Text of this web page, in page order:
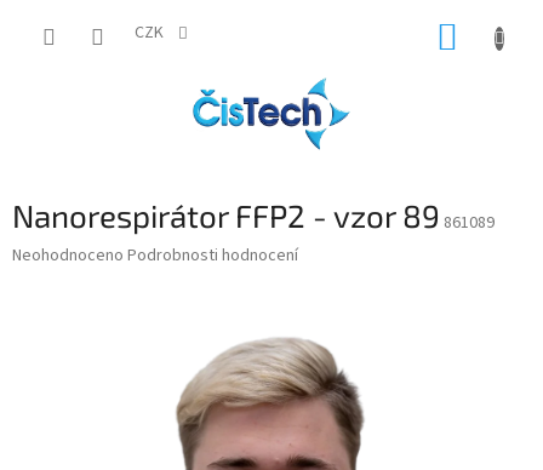
CZK
Nanorespirátor FFP2 - vzor 89 861089
Průměrné
Neohodnoceno Podrobnosti hodnocení